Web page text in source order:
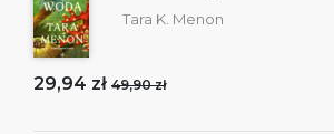
Tara K. Menon
29,94 zł 49,90 zł